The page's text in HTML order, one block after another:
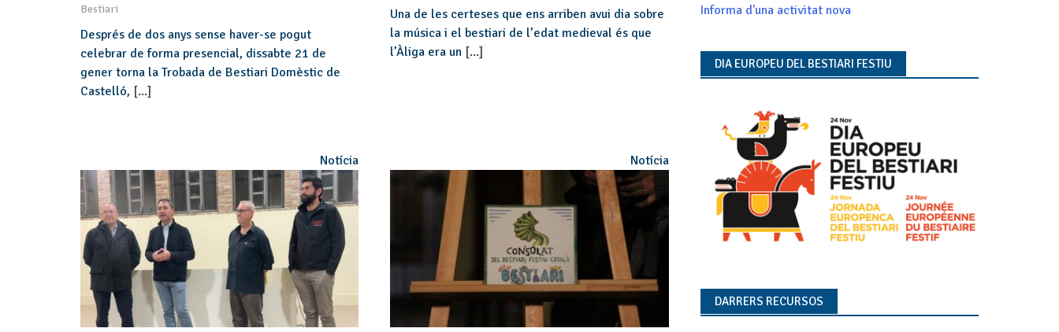
Bestiari
Després de dos anys sense haver-se pogut
celebrar de forma presencial, dissabte 21 de
gener torna la Trobada de Bestiari Domèstic de
Castelló, [...]
Una de les certeses que ens arriben avui dia sobre
la música i el bestiari de l’edat medieval és que
l’Àliga era un [...]
Notícia Notícia
Informa d'una activitat nova
DIA EUROPEU DEL BESTIARI FESTIU
DARRERS RECURSOS